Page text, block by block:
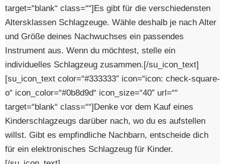
target=“blank“ class=““]Es gibt für die verschiedensten
Altersklassen Schlagzeuge. Wähle deshalb je nach Alter
und Größe deines Nachwuchses ein passendes
Instrument aus. Wenn du möchtest, stelle ein
individuelles Schlagzeug zusammen.[/su_icon_text]
[su_icon_text color=“#333333″ icon=“icon: check-square-
o“ icon_color=“#0b8d9d“ icon_size=“40″ url=““
target=“blank“ class=““]Denke vor dem Kauf eines
Kinderschlagzeugs darüber nach, wo du es aufstellen
willst. Gibt es empfindliche Nachbarn, entscheide dich
für ein elektronisches Schlagzeug für Kinder.